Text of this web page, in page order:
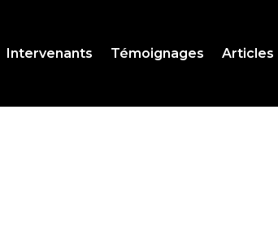
Intervenants Témoignages Articles